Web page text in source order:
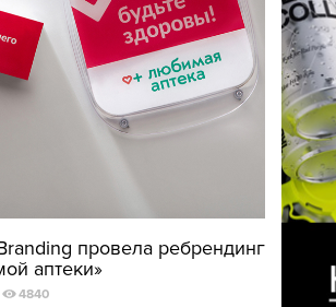
провела ребрендинг
аптеки»
4840